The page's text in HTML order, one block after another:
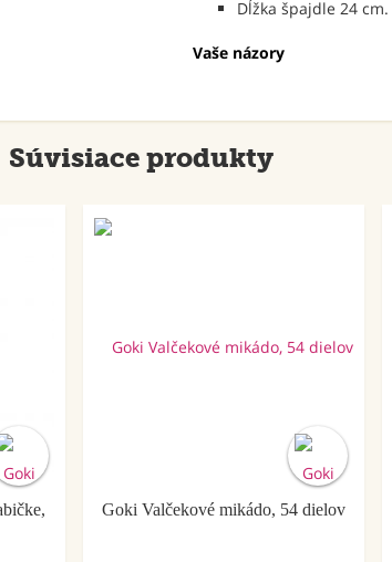
Dĺžka špajdle 24 cm.
Vaše názory
Súvisiace produkty
Goki Valčekové mikádo, 54 dielov